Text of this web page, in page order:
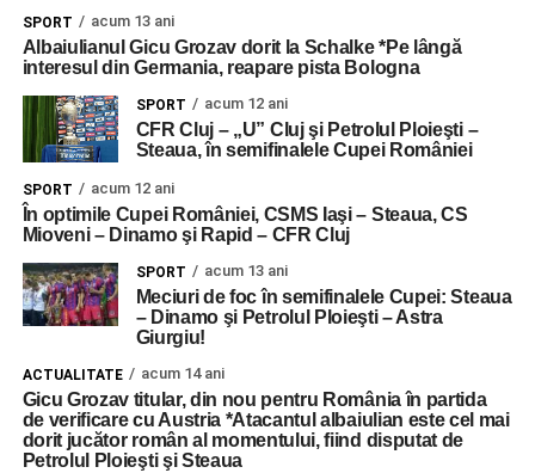
SPORT acum 13 ani
Albaiulianul Gicu Grozav dorit la Schalke *Pe lângă
interesul din Germania, reapare pista Bologna
SPORT acum 12 ani
CFR Cluj – „U” Cluj şi Petrolul Ploieşti –
Steaua, în semifinalele Cupei României
SPORT acum 12 ani
În optimile Cupei României, CSMS Iaşi – Steaua, CS
Mioveni – Dinamo şi Rapid – CFR Cluj
SPORT acum 13 ani
Meciuri de foc în semifinalele Cupei: Steaua
– Dinamo şi Petrolul Ploieşti – Astra
Giurgiu!
ACTUALITATE acum 14 ani
Gicu Grozav titular, din nou pentru România în partida
de verificare cu Austria *Atacantul albaiulian este cel mai
dorit jucător român al momentului, fiind disputat de
Petrolul Ploieşti şi Steaua